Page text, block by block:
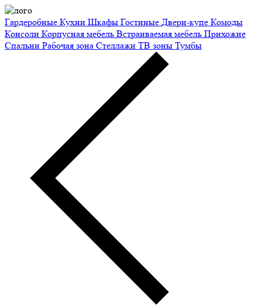
Гардеробные Кухни Шкафы Гостиные Двери-купе Комоды
Консоли Корпусная мебель Встраиваемая мебель Прихожие
Спальни Рабочая зона Стеллажи ТВ зоны Тумбы